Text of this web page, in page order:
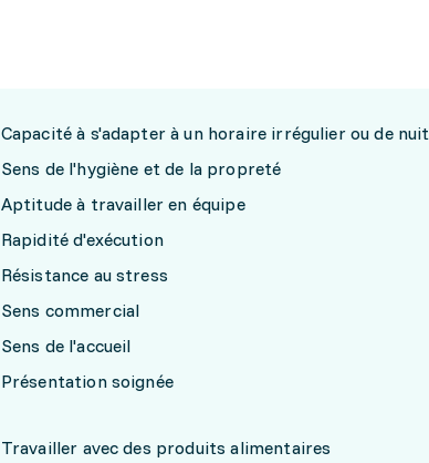
Capacité à s'adapter à un horaire irrégulier ou de nuit
Sens de l'hygiène et de la propreté
Aptitude à travailler en équipe
Rapidité d'exécution
Résistance au stress
Sens commercial
Sens de l'accueil
Présentation soignée
Travailler avec des produits alimentaires